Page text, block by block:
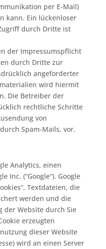
per E-Mail)
kann. Ein lückenloser
durch Dritte ist
der Impressumspflicht
durch Dritte zur
angeforderter
wird hiermit
Die Betreiber der
rechtliche Schritte
von
Spam-Mails, vor.
Analytics, einen
Inc. (“Google“). Google
Textdateien, die
werden und die
der Website durch Sie
erzeugten
dieser Website
wird an einen Server